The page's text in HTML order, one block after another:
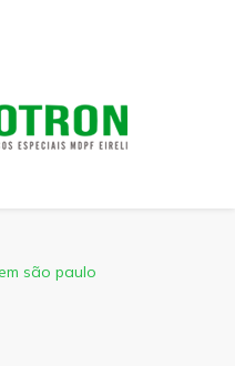
são paulo